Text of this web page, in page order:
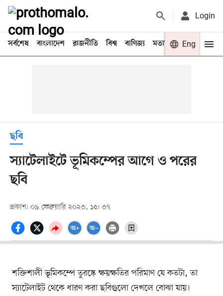
Login
সর্বশেষ বাংলাদেশ রাজনীতি বিশ্ব বাণিজ্য মতামত খেলা
Eng
ছবি
স্যাটেলাইটে ভূমিকম্পের আগে ও পরের
ছবি
প্রকাশ: ০৯ ফেব্রুয়ারি ২০২৩, ১৫: ৩৭
শক্তিশালী ভূমিকম্পে তুরস্কে ক্ষয়ক্ষতির পরিমাণ যে কতটা, তা
স্যাটেলাইট থেকে ধারণ করা ছবিগুলো দেখলে বোঝা যায়।